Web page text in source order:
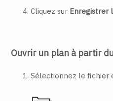
Cliquez sur Enregistrer
Ouvrir un plan à partir
Sélectionnez le fichier